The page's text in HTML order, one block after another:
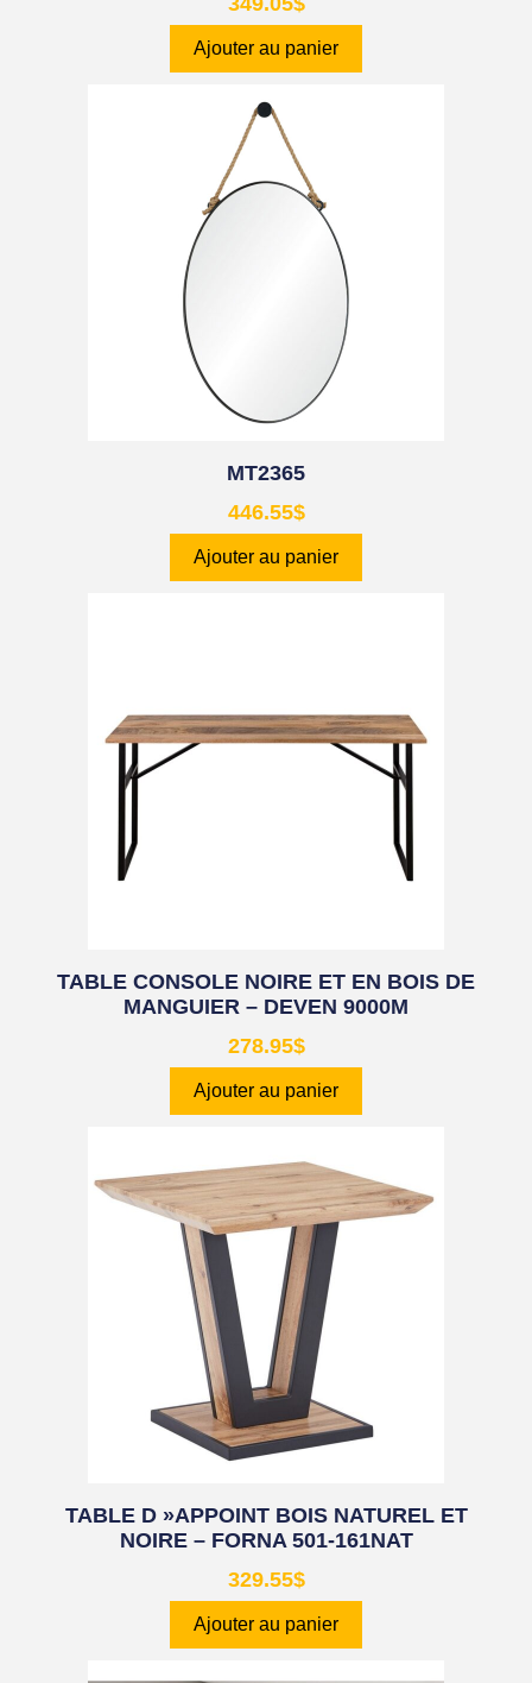
Ajouter au panier
MT2365
446.55$
Ajouter au panier
TABLE CONSOLE NOIRE ET EN BOIS DE
MANGUIER – DEVEN 9000M
278.95$
Ajouter au panier
TABLE D »APPOINT BOIS NATUREL ET
NOIRE – FORNA 501-161NAT
329.55$
Ajouter au panier